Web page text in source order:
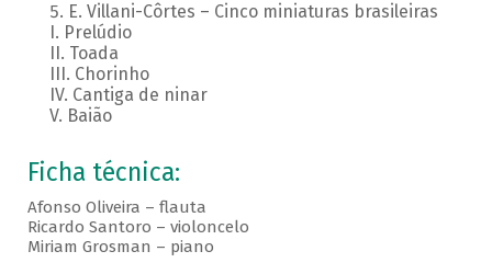
E. Villani-Côrtes – Cinco miniaturas brasileiras
I. Prelúdio
II. Toada
III. Chorinho
IV. Cantiga de ninar
V. Baião
Ficha técnica:
Afonso Oliveira – flauta
Ricardo Santoro – violoncelo
Miriam Grosman – piano